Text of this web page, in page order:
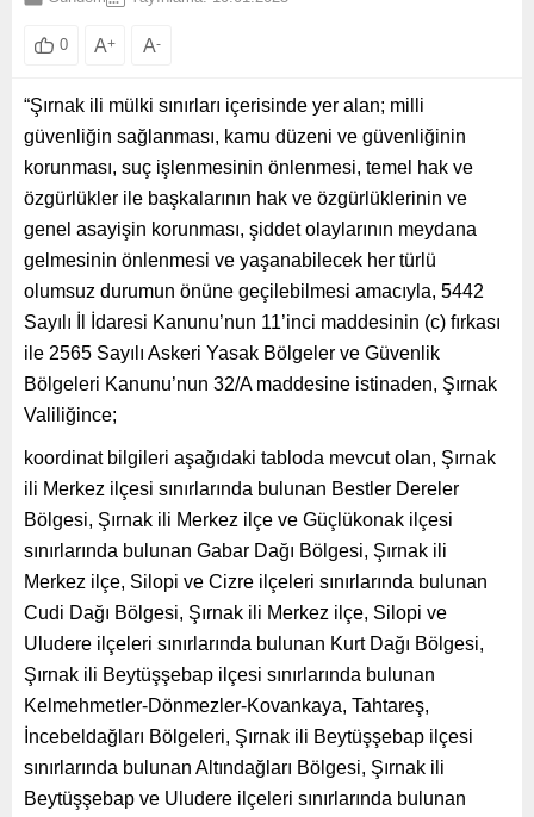
0 A+ A-
“Şırnak ili mülki sınırları içerisinde yer alan; milli
güvenliğin sağlanması, kamu düzeni ve güvenliğinin
korunması, suç işlenmesinin önlenmesi, temel hak ve
özgürlükler ile başkalarının hak ve özgürlüklerinin ve
genel asayişin korunması, şiddet olaylarının meydana
gelmesinin önlenmesi ve yaşanabilecek her türlü
olumsuz durumun önüne geçilebilmesi amacıyla, 5442
Sayılı İl İdaresi Kanunu’nun 11’inci maddesinin (c) fırkası
ile 2565 Sayılı Askeri Yasak Bölgeler ve Güvenlik
Bölgeleri Kanunu’nun 32/A maddesine istinaden, Şırnak
Valiliğince;
koordinat bilgileri aşağıdaki tabloda mevcut olan, Şırnak
ili Merkez ilçesi sınırlarında bulunan Bestler Dereler
Bölgesi, Şırnak ili Merkez ilçe ve Güçlükonak ilçesi
sınırlarında bulunan Gabar Dağı Bölgesi, Şırnak ili
Merkez ilçe, Silopi ve Cizre ilçeleri sınırlarında bulunan
Cudi Dağı Bölgesi, Şırnak ili Merkez ilçe, Silopi ve
Uludere ilçeleri sınırlarında bulunan Kurt Dağı Bölgesi,
Şırnak ili Beytüşşebap ilçesi sınırlarında bulunan
Kelmehmetler-Dönmezler-Kovankaya, Tahtareş,
İncebeldağları Bölgeleri, Şırnak ili Beytüşşebap ilçesi
sınırlarında bulunan Altındağları Bölgesi, Şırnak ili
Beytüşşebap ve Uludere ilçeleri sınırlarında bulunan